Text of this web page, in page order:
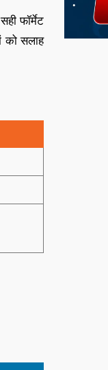
फॉर्मेट
को सलाह